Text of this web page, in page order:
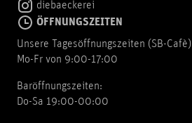
diebaeckerei
ÖFFNUNGSZEITEN
Unsere Tagesöffnungszeiten (SB-Cafè)
Mo-Fr von 9:00-17:00
Baröffnungszeiten:
Do-Sa 19:00-00:00